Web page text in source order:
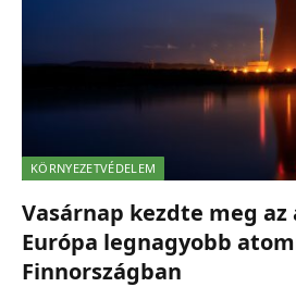
KÖRNYEZETVÉDELEM
Vasárnap kezdte meg
Európa legnagyobb
Finnországban